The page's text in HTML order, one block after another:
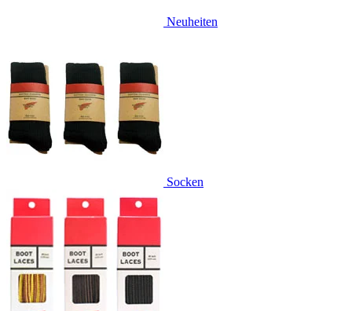
Neuheiten
Socken